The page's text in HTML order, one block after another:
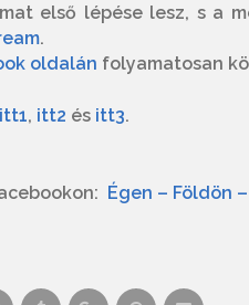
első lépése lesz, s a
.
oldalán folyamatosan
itt1, itt2 és itt3.
Égen – Földön